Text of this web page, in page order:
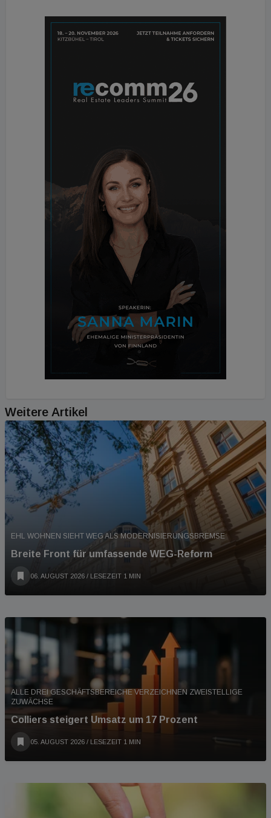
Weitere Artikel
EHL WOHNEN SIEHT WEG ALS MODERNISIERUNGSBREMSE
Breite Front für umfassende WEG-Reform
06. AUGUST 2026 / LESEZEIT 1 MIN
ALLE DREI GESCHÄFTSBEREICHE VERZEICHNEN ZWEISTELLIGE
ZUWÄCHSE
Colliers steigert Umsatz um 17 Prozent
05. AUGUST 2026 / LESEZEIT 1 MIN